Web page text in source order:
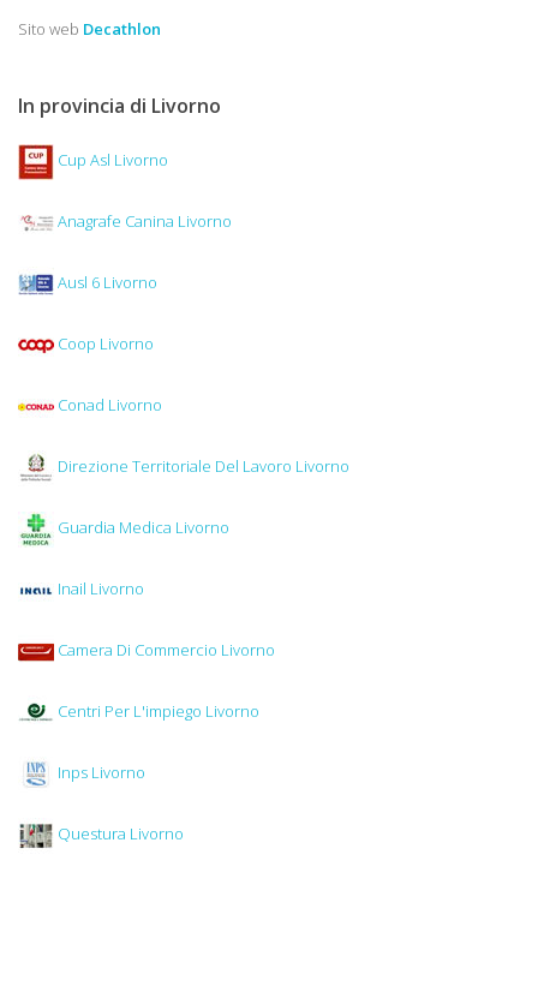
Sito web Decathlon
In provincia di Livorno
Cup Asl Livorno
Anagrafe Canina Livorno
Ausl 6 Livorno
Coop Livorno
Conad Livorno
Direzione Territoriale Del Lavoro Livorno
Guardia Medica Livorno
Inail Livorno
Camera Di Commercio Livorno
Centri Per L'impiego Livorno
Inps Livorno
Questura Livorno